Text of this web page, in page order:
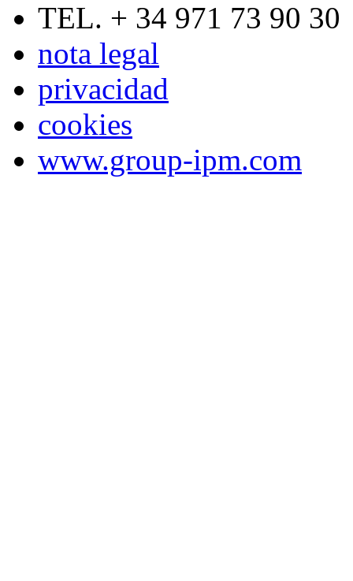
TEL. + 34 971 73 90 30
nota legal
privacidad
cookies
www.group-ipm.com